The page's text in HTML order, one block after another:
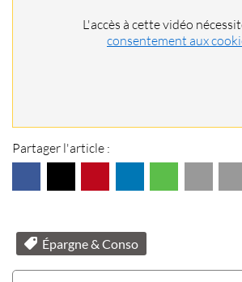
L'accès à cette vidéo
consentement aux
Partager l'article :
Épargne & Conso